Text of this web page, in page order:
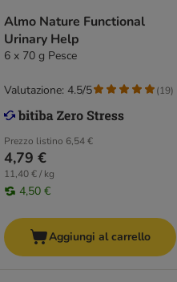
Almo Nature Functional
Urinary Help
6 x 70 g Pesce
Prezzo listino 6,54 €
4,79 €
11,40 € / kg
4,50 €
Valutazione: 4.5/5 (19)
Aggiungi al carrello